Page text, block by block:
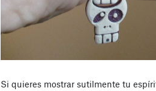
Si quieres mostrar sutilmente tu